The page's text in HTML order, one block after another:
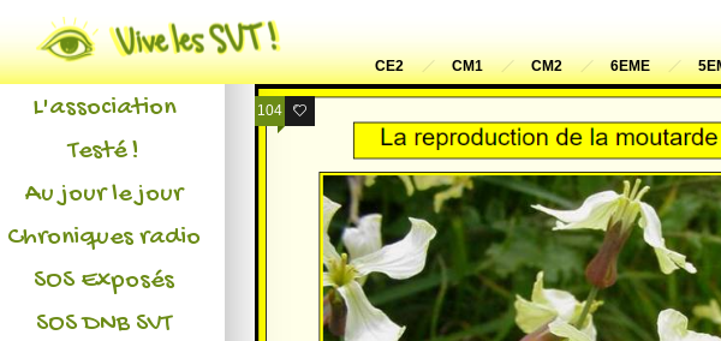
CE2 CM1 CM2 6EME
104 12
Actualités
L'association
Testé !
Au jour le jour
Chroniques radio
SOS Exposés
SOS DNB SVT